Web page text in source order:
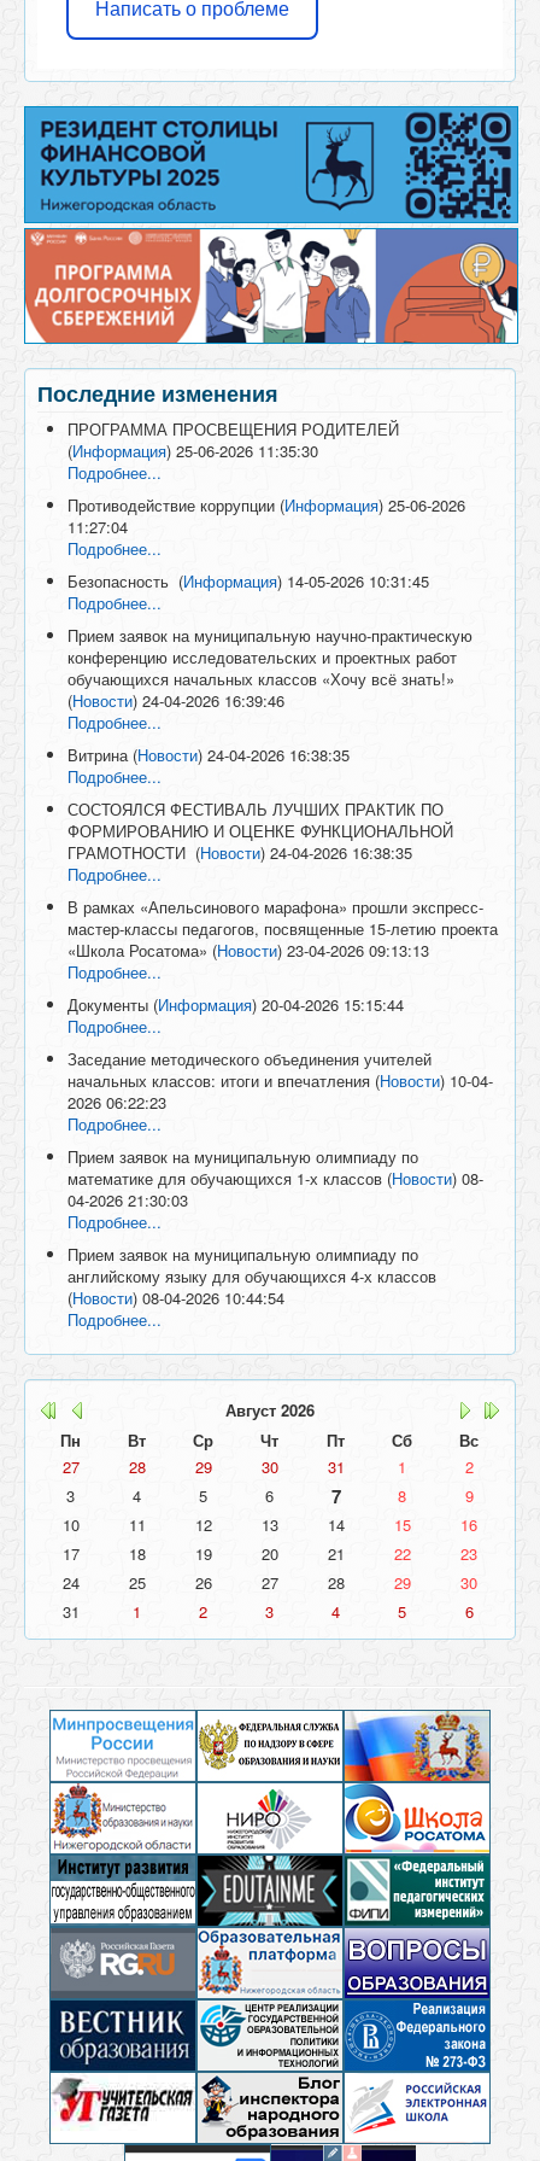
Написать о проблеме
Последние изменения
ПРОГРАММА ПРОСВЕЩЕНИЯ РОДИТЕЛЕЙ
(Информация) 25-06-2026 11:35:30
Подробнее...
Противодействие коррупции (Информация) 25-06-2026
11:27:04
Подробнее...
Безопасность (Информация) 14-05-2026 10:31:45
Подробнее...
Прием заявок на муниципальную научно-практическую
конференцию исследовательских и проектных работ
обучающихся начальных классов «Хочу всё знать!»
(Новости) 24-04-2026 16:39:46
Подробнее...
Витрина (Новости) 24-04-2026 16:38:35
Подробнее...
СОСТОЯЛСЯ ФЕСТИВАЛЬ ЛУЧШИХ ПРАКТИК ПО
ФОРМИРОВАНИЮ И ОЦЕНКЕ ФУНКЦИОНАЛЬНОЙ
ГРАМОТНОСТИ (Новости) 24-04-2026 16:38:35
Подробнее...
В рамках «Апельсинового марафона» прошли экспресс-
мастер-классы педагогов, посвященные 15-летию проекта
«Школа Росатома» (Новости) 23-04-2026 09:13:13
Подробнее...
Документы (Информация) 20-04-2026 15:15:44
Подробнее...
Заседание методического объединения учителей
начальных классов: итоги и впечатления (Новости) 10-04-
2026 06:22:23
Подробнее...
Прием заявок на муниципальную олимпиаду по
математике для обучающихся 1-х классов (Новости) 08-
04-2026 21:30:03
Подробнее...
Прием заявок на муниципальную олимпиаду по
английскому языку для обучающихся 4-х классов
(Новости) 08-04-2026 10:44:54
Подробнее...
Август 2026
Пн
Вт Ср Чт Пт Сб
Вс
27
28 29 30 31 1
2
3
4 5 6 7 8
9
10
11 12 13 14 15
16
17
18 19 20 21 22
23
24
25 26 27 28 29
30
31
1 2 3 4 5 6